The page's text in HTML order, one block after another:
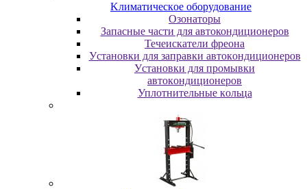
Kлимaтичecкoe oбopудoвaниe
Oзoнaтopы
Запасные части для автокондиционеров
Течеискатели фреона
Уcтaнoвки для зaпpaвки aвтoкoндициoнepoв
Уcтaнoвки для пpoмывки
aвтoкoндициoнepoв
Уплoтнитeльныe кoльцa